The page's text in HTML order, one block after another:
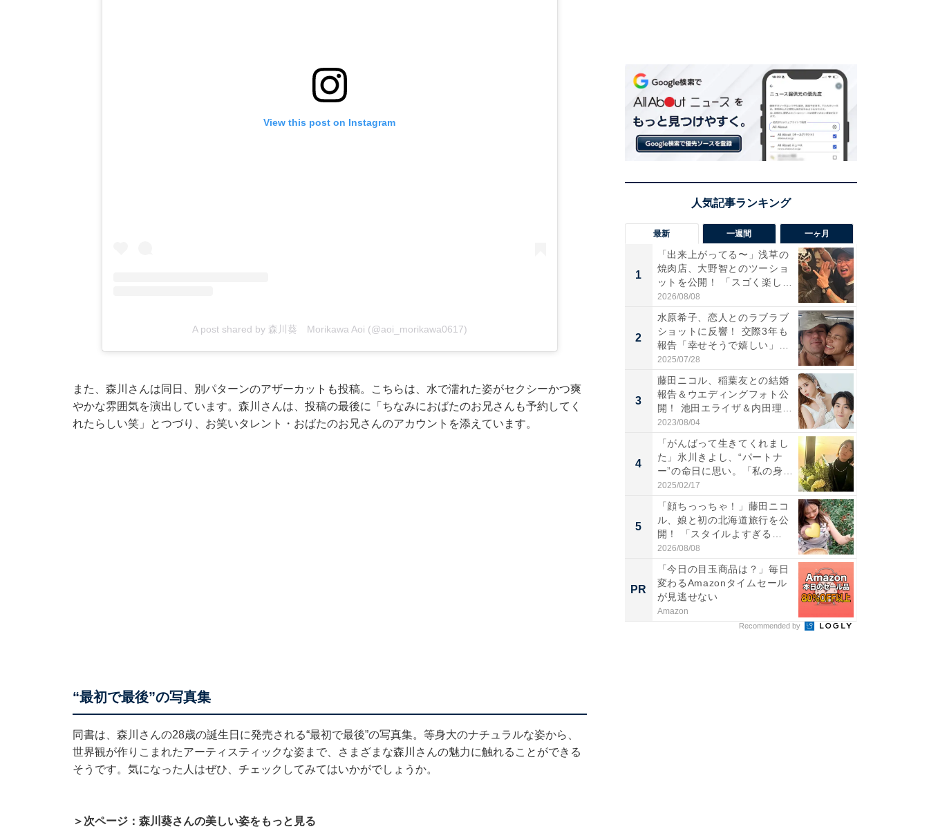
View this post on Instagram
A post shared by 森川葵 Morikawa Aoi (@aoi_morikawa0617)
また、森川さんは同日、別パターンのアザーカットも投稿。こちらは、水で濡れた姿がセクシーかつ爽
やかな雰囲気を演出しています。森川さんは、投稿の最後に「ちなみにおばたのお兄さんも予約してく
れたらしい笑」とつづり、お笑いタレント・おばたのお兄さんのアカウントを添えています。
“最初で最後”の写真集
同書は、森川さんの28歳の誕生日に発売される“最初で最後”の写真集。等身大のナチュラルな姿から、
世界観が作りこまれたアーティスティックな姿まで、さまざまな森川さんの魅力に触れることができる
そうです。気になった人はぜひ、チェックしてみてはいかがでしょうか。
＞次ページ：森川葵さんの美しい姿をもっと見る
最新 一週間 一ヶ月
1
「出来上がってる〜」浅草の
焼肉店、大野智とのツーショ
ットを公開！ 「スゴく楽し
そ...
2026/08/08
2
水原希子、恋人とのラブラブ
ショットに反響！ 交際3年も
報告「幸せそうで嬉しい」
「...
2025/07/28
3
藤田ニコル、稲葉友との結婚
報告＆ウエディングフォト公
開！ 池田エライザ＆内田理
央...
2023/08/04
4
「がんばって生きてくれまし
た」氷川きよし、“パートナ
ー”の命日に思い。「私の身
体...
2025/02/17
5
「顔ちっっちゃ！」藤田ニコ
ル、娘と初の北海道旅行を公
開！ 「スタイルよすぎる
よ〜...
2026/08/08
PR
「今日の目玉商品は？」毎日
変わるAmazonタイムセール
が見逃せない
Amazon
Recommended by